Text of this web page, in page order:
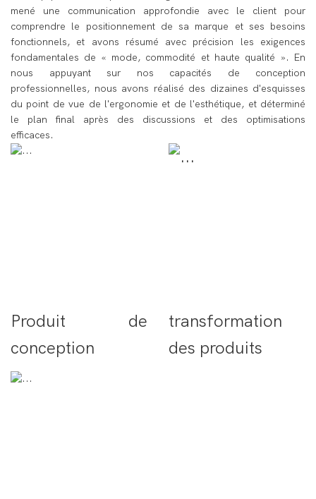
mené une communication approfondie avec le client pour
comprendre le positionnement de sa marque et ses besoins
fonctionnels, et avons résumé avec précision les exigences
fondamentales de « mode, commodité et haute qualité ». En
nous appuyant sur nos capacités de conception
professionnelles, nous avons réalisé des dizaines d'esquisses
du point de vue de l'ergonomie et de l'esthétique, et déterminé
le plan final après des discussions et des optimisations
efficaces.
Produit de
conception
transformation
des produits